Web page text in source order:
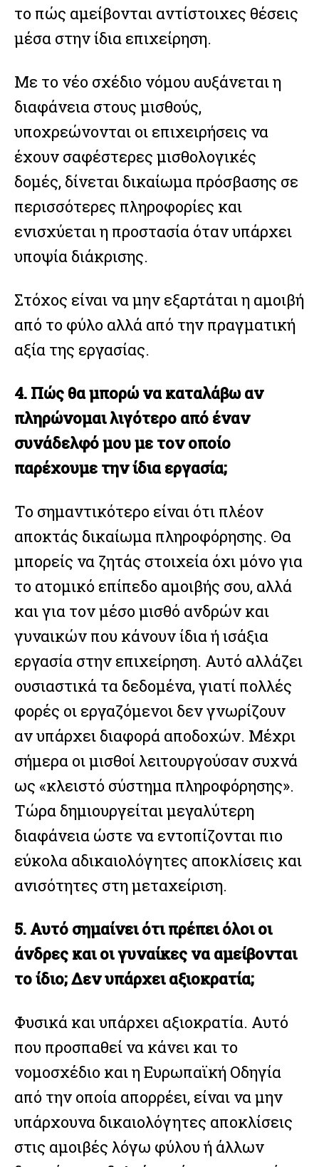
το πώς αμείβονται αντίστοιχες θέσεις
μέσα στην ίδια επιχείρηση.
Με το νέο σχέδιο νόμου αυξάνεται η
διαφάνεια στους μισθούς,
υποχρεώνονται οι επιχειρήσεις να
έχουν σαφέστερες μισθολογικές
δομές, δίνεται δικαίωμα πρόσβασης σε
περισσότερες πληροφορίες και
ενισχύεται η προστασία όταν υπάρχει
υποψία διάκρισης.
Στόχος είναι να μην εξαρτάται η αμοιβή
από το φύλο αλλά από την πραγματική
αξία της εργασίας.
4. Πώς θα μπορώ να καταλάβω αν
πληρώνομαι λιγότερο από έναν
συνάδελφό μου με τον οποίο
παρέχουμε την ίδια εργασία;
Το σημαντικότερο είναι ότι πλέον
αποκτάς δικαίωμα πληροφόρησης. Θα
μπορείς να ζητάς στοιχεία όχι μόνο για
το ατομικό επίπεδο αμοιβής σου, αλλά
και για τον μέσο μισθό ανδρών και
γυναικών που κάνουν ίδια ή ισάξια
εργασία στην επιχείρηση. Αυτό αλλάζει
ουσιαστικά τα δεδομένα, γιατί πολλές
φορές οι εργαζόμενοι δεν γνωρίζουν
αν υπάρχει διαφορά αποδοχών. Μέχρι
σήμερα οι μισθοί λειτουργούσαν συχνά
ως «κλειστό σύστημα πληροφόρησης».
Τώρα δημιουργείται μεγαλύτερη
διαφάνεια ώστε να εντοπίζονται πιο
εύκολα αδικαιολόγητες αποκλίσεις και
ανισότητες στη μεταχείριση.
5. Αυτό σημαίνει ότι πρέπει όλοι οι
άνδρες και οι γυναίκες να αμείβονται
το ίδιο; Δεν υπάρχει αξιοκρατία;
Φυσικά και υπάρχει αξιοκρατία. Αυτό
που προσπαθεί να κάνει και το
νομοσχέδιο και η Ευρωπαϊκή Οδηγία
από την οποία απορρέει, είναι να μην
υπάρχουνα δικαιολόγητες αποκλίσεις
στις αμοιβές λόγω φύλου ή άλλων